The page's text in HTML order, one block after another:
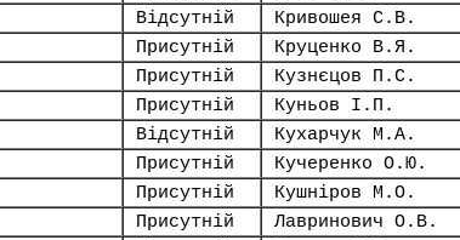
Відсутній Кривошея С.В.
Присутній Круценко В.Я.
Присутній Кузнєцов П.С.
Присутній Куньов І.П.
Відсутній Кухарчук М.А.
Присутній Кучеренко О.Ю.
Присутній Кушніров М.О.
Присутній Лавринович О.В.